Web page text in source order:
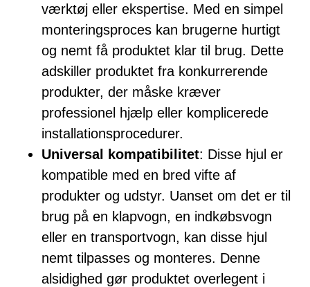
værktøj eller ekspertise. Med en simpel
monteringsproces kan brugerne hurtigt
og nemt få produktet klar til brug. Dette
adskiller produktet fra konkurrerende
produkter, der måske kræver
professionel hjælp eller komplicerede
installationsprocedurer.
Universal kompatibilitet: Disse hjul er
kompatible med en bred vifte af
produkter og udstyr. Uanset om det er til
brug på en klapvogn, en indkøbsvogn
eller en transportvogn, kan disse hjul
nemt tilpasses og monteres. Denne
alsidighed gør produktet overlegent i